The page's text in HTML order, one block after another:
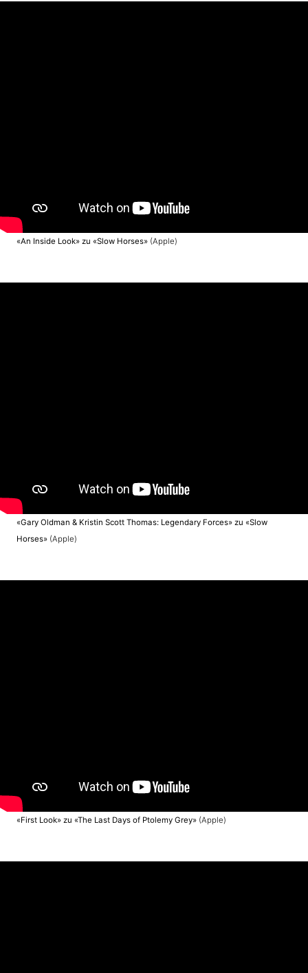
«An Inside Look» zu «Slow Horses» (Apple)
«Gary Oldman & Kristin Scott Thomas: Legendary Forces» zu «Slow
Horses» (Apple)
«First Look» zu «The Last Days of Ptolemy Grey» (Apple)